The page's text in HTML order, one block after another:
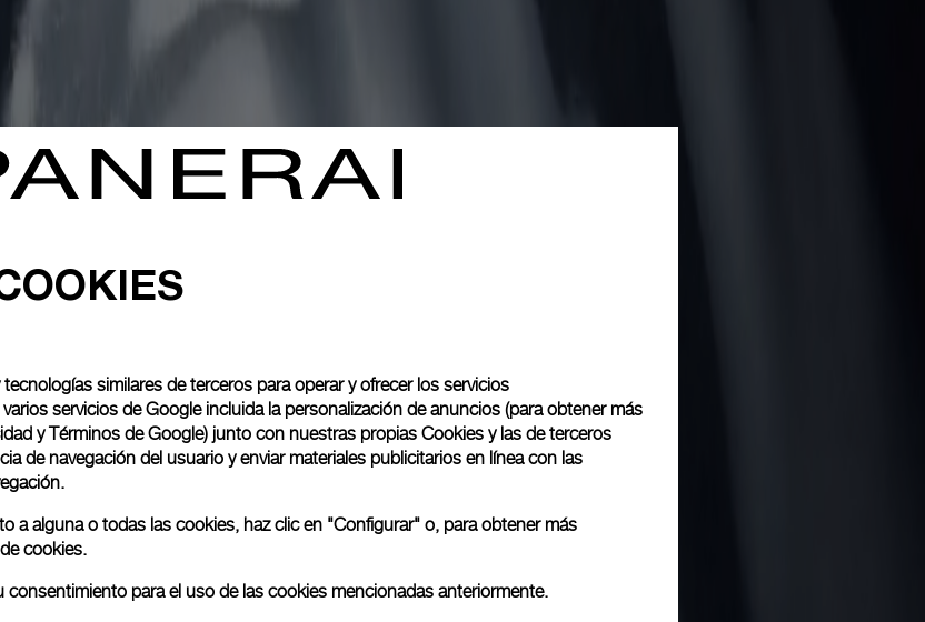
similares de terceros para operar y ofrecer los servicios
servicios de Google incluida la personalización de anuncios (para obtener más
y Términos de Google) junto con nuestras propias Cookies y las de terceros
de navegación del usuario y enviar materiales publicitarios en línea con las
a alguna o todas las cookies, haz clic en "Configurar" o, para obtener más
cookies.
para el uso de las cookies mencionadas anteriormente.